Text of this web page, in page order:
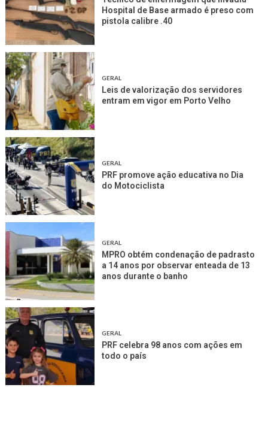
Hospital de Base armado é preso com
pistola calibre .40
GERAL
Leis de valorização dos servidores
entram em vigor em Porto Velho
GERAL
PRF promove ação educativa no Dia
do Motociclista
GERAL
MPRO obtém condenação de padrasto
a 14 anos por observar enteada de 13
anos durante o banho
GERAL
PRF celebra 98 anos com ações em
todo o país